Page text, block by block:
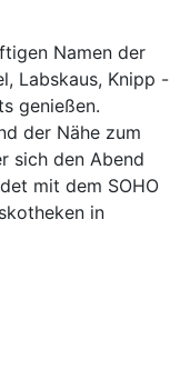
Namen der
Labskaus, Knipp -
genießen.
der Nähe zum
sich den Abend
mit dem SOHO
in